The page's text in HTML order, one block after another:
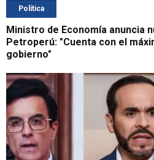
Política
Ministro de Economía anuncia
Petroperú: "Cuenta con el
gobierno"